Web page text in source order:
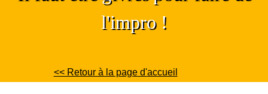
l'impro !
<< Retour à la page d'accueil